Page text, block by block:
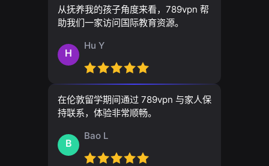
从抚养我的孩子角度来看，789vpn 帮
助我们一家访问国际教育资源。
H
Hu Y
在伦敦留学期间通过 789vpn 与家人保
持联系，体验非常顺畅。
B
Bao L